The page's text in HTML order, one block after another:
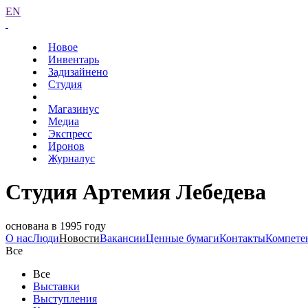
EN
Новое
Инвентарь
Задизайнено
Студия
Магазинус
Медиа
Экспресс
Иронов
Журналус
Студия Артемия Лебедева
основана в 1995 году
О насЛюдиНовостиВакансииЦенные бумагиКонтакты
Все
Все
Выставки
Выступления